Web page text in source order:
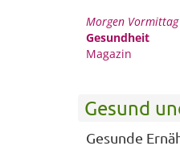
Morgen
Gesundheit
Magazin
Gesund
Gesunde